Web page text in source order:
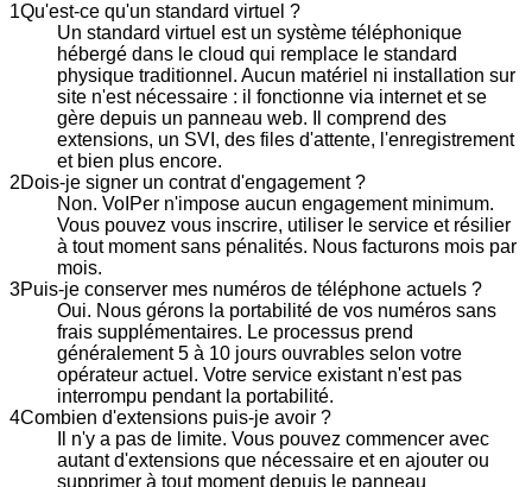
1Qu'est-ce qu'un standard virtuel ?
Un standard virtuel est un système téléphonique
hébergé dans le cloud qui remplace le standard
physique traditionnel. Aucun matériel ni installation sur
site n'est nécessaire : il fonctionne via internet et se
gère depuis un panneau web. Il comprend des
extensions, un SVI, des files d'attente, l'enregistrement
et bien plus encore.
2Dois-je signer un contrat d'engagement ?
Non. VoIPer n'impose aucun engagement minimum.
Vous pouvez vous inscrire, utiliser le service et résilier
à tout moment sans pénalités. Nous facturons mois par
mois.
3Puis-je conserver mes numéros de téléphone actuels ?
Oui. Nous gérons la portabilité de vos numéros sans
frais supplémentaires. Le processus prend
généralement 5 à 10 jours ouvrables selon votre
opérateur actuel. Votre service existant n'est pas
interrompu pendant la portabilité.
4Combien d'extensions puis-je avoir ?
Il n'y a pas de limite. Vous pouvez commencer avec
autant d'extensions que nécessaire et en ajouter ou
supprimer à tout moment depuis le panneau